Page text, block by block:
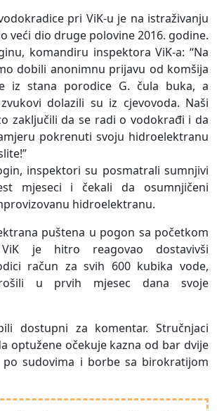
pri ViK-u je na istraživanju
veći dio druge polovine 2016. godine.
komandiru inspektora ViK-a: “Na
dobili anonimnu prijavu od komšija
iz stana porodice G. čula buka, a
dolazili su iz cjevovoda. Naši
zaključili da se radi o vodokrađi i da
pokrenuti svoju hidroelektranu
inspektori su posmatrali sumnjivi
mjeseci i čekali da osumnjičeni
hidroelektranu.
puštena u pogon sa početkom
je hitro reagovao dostavivši
račun za svih 600 kubika vode,
u prvih mjesec dana svoje
dostupni za komentar. Stručnjaci
optužene očekuje kazna od bar dvije
po sudovima i borbe sa birokratijom